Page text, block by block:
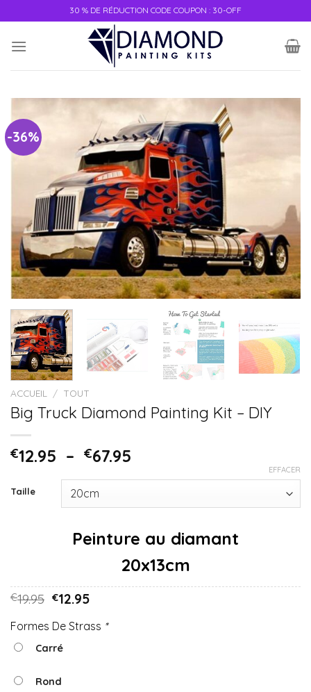
30 % DE RÉDUCTION CODE COUPON : 30-OFF
-36%
ACCUEIL / TOUT
Big Truck Diamond Painting Kit – DIY
€12.95 – €67.95
Taille
EFFACER
20x13cm
€19.95 €12.95
Formes De Strass *
Carré
Rond